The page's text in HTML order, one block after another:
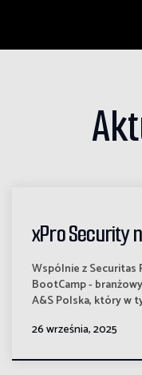
xPro Security
Wspólnie z Securitas
BootCamp -
A&S Polska, który w
26 września, 2025